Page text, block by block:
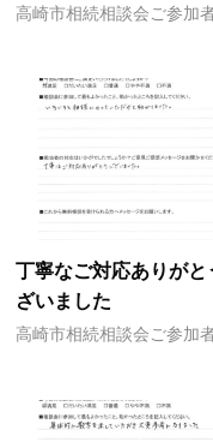
高崎市相続相談会ご参加
丁寧なご対応ありがと
ざいました
高崎市相続相談会ご参加